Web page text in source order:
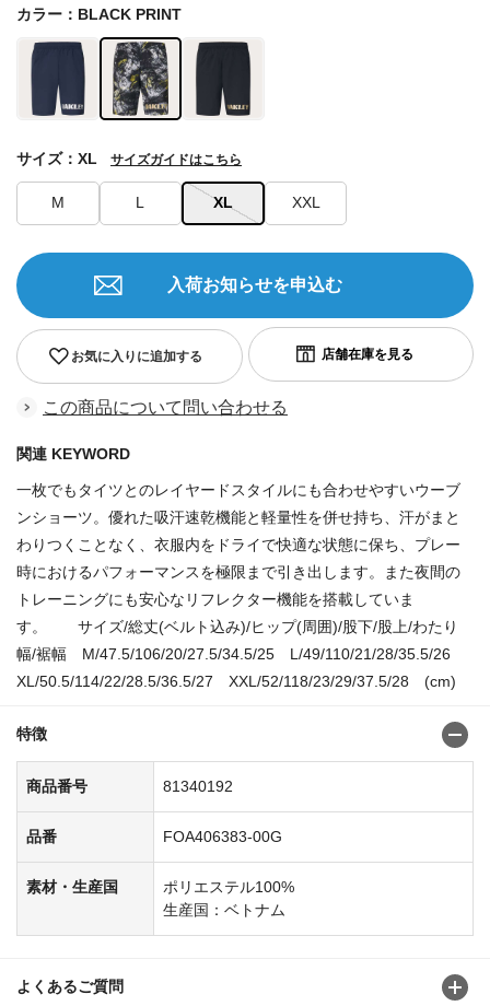
カラー：BLACK PRINT
M L XL XXL
サイズ：XL サイズガイドはこちら
お気に入りに追加する
入荷お知らせを申込む
この商品について問い合わせる
関連 KEYWORD
一枚でもタイツとのレイヤードスタイルにも合わせやすいウーブ
ンショーツ。優れた吸汗速乾機能と軽量性を併せ持ち、汗がまと
わりつくことなく、衣服内をドライで快適な状態に保ち、プレー
時におけるパフォーマンスを極限まで引き出します。また夜間の
トレーニングにも安心なリフレクター機能を搭載していま
す。 サイズ/総丈(ベルト込み)/ヒップ(周囲)/股下/股上/わたり
幅/裾幅 M/47.5/106/20/27.5/34.5/25 L/49/110/21/28/35.5/26
XL/50.5/114/22/28.5/36.5/27 XXL/52/118/23/29/37.5/28 (cm)
特徴
商品番号 81340192
品番 FOA406383-00G
素材・生産国
ポリエステル100%
生産国：ベトナム
よくあるご質問